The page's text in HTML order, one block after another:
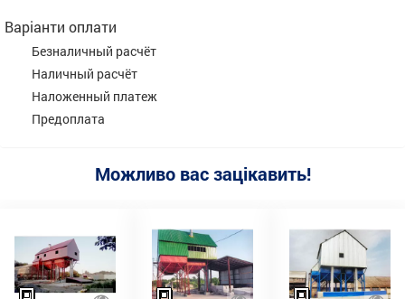
Варіанти оплати
Безналичный расчёт
Наличный расчёт
Наложенный платеж
Предоплата
Можливо вас зацікавить!